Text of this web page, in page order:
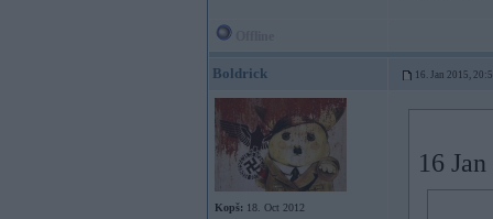
Boldrick 16. Jan 2015,
Kopš: 18. Oct 2012
16